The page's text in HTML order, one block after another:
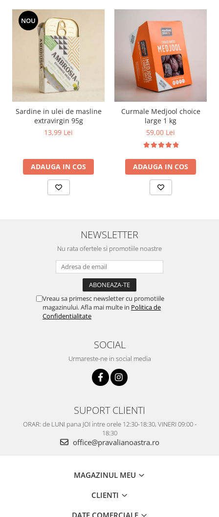
NOU
Sardine in ulei de masline
extravirgin 95g
13,99 Lei
ADAUGA IN COS
Curmale Medjool choice
large 1 kg
59,00 Lei
ADAUGA IN COS
NEWSLETTER
Nu rata ofertele si promotiile noastre
Vreau sa primesc newsletter cu promotiile
magazinului. Afla mai multe in Politica de
Confidentialitate
SOCIAL
Urmareste-ne in social media
SUPORT CLIENTI
ORAR: de LUNI pana JOI intre orele 12:30-18:30, VINERI 09:00 -
18:30
office@pravalianoastra.ro
MAGAZINUL MEU
CLIENTI